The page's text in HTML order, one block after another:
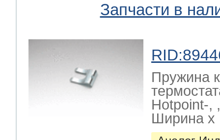
Запчасти в
Пружина
Hotpoint-,
Ширина х